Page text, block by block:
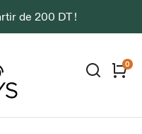
de 200 DT !